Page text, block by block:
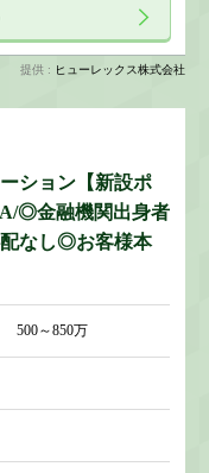
提供 : ヒューレックス株式会社
ション【新設ポ
◎金融機関出身者
なし◎お客様本
500～850万